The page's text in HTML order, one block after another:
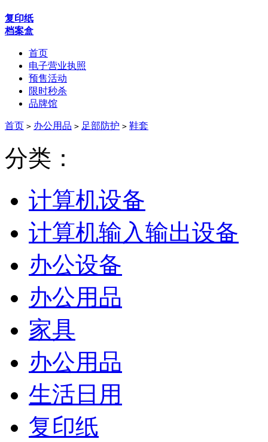
复印纸
档案盒
首页
电子营业执照
预售活动
限时秒杀
品牌馆
首页 > 办公用品 > 足部防护 > 鞋套
分类：
计算机设备
计算机输入输出设备
办公设备
办公用品
家具
办公用品
生活日用
复印纸